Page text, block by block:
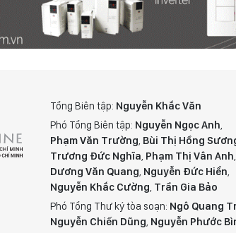
Tổng Biên tập: Nguyễn Khắc Văn
Phó Tổng Biên tập: Nguyễn Ngọc Anh,
Phạm Văn Trường, Bùi Thị Hồng
Trương Đức Nghĩa, Phạm Thị Vân Anh,
Dương Văn Quang, Nguyễn Đức Hiển,
Nguyễn Khắc Cường, Trần Gia Bảo
Phó Tổng Thư ký tòa soạn: Ngô Quang
Nguyễn Chiến Dũng, Nguyễn Phước